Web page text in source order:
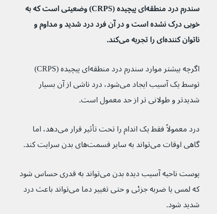
سندرم درد منطقه‌ای پیچیده (CRPS) وضعیتی است که به
خوبی درک نشده است و در آن فرد درد شدید و مداوم و
ناتوان کننده‌ای را تجربه می‌کند.
اگرچه بیشتر موارد سندرم درد منطقه‌ای پیچیده (CRPS)
توسط یک آسیب ایجاد می‌شود، درد ناشی از آن بسیار
شدیدتر و طولانی تر از حد معمول است.
درد معمولاً فقط یک اندام را تحت تأثیر قرار می‌دهد، اما
گاهی اوقات می‌تواند به سایر قسمت‌های بدن سرایت کند.
پوست ناحیه آسیب دیده بدن می‌تواند به قدری حساس شود
که لمس یا ضربه جزئی و حتی تغییر دما می‌تواند باعث درد
شدید شود.